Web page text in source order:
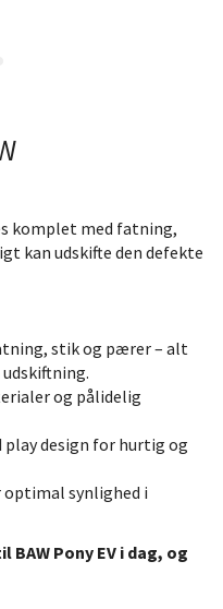
komplet med fatning,
kan udskifte den defekte
stik og pærer – alt
udskiftning.
og pålidelig
play design for hurtig og
optimal synlighed i
Pony EV i dag, og